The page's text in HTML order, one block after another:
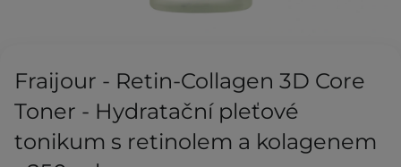
Fraijour - Retin-Collagen 3D Core
Toner - Hydratační pleťové
tonikum s retinolem a kolagenem